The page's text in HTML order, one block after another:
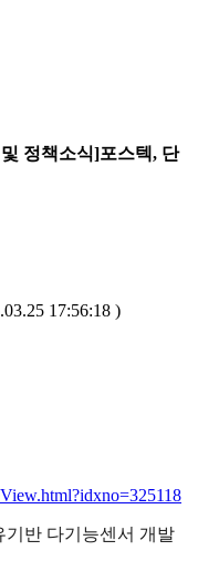
정책소식]포스텍, 단
17:56:18 )
반 다기능센서 개발